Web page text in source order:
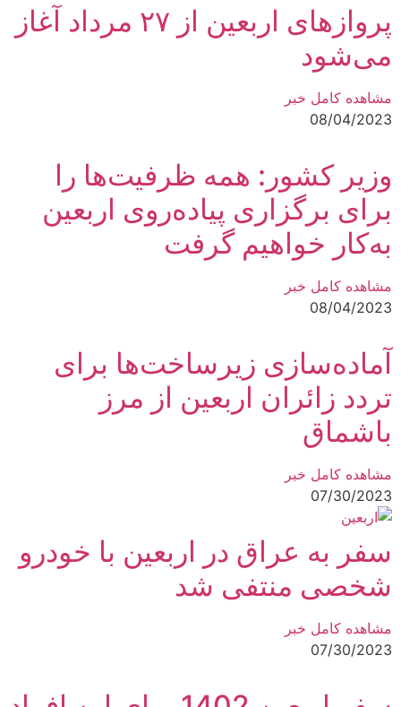
پروازهای اربعین از ۲۷ مرداد آغاز
می‌شود
مشاهده کامل خبر
08/04/2023
وزیر کشور: همه ظرفیت‌ها را
برای برگزاری پیاده‌روی اربعین
به‌کار خواهیم گرفت
مشاهده کامل خبر
08/04/2023
آماده‌سازی زیرساخت‌‌ها برای
تردد زائران اربعین از مرز
باشماق
مشاهده کامل خبر
07/30/2023
سفر به عراق در اربعین با خودرو
شخصی منتفی شد
مشاهده کامل خبر
07/30/2023